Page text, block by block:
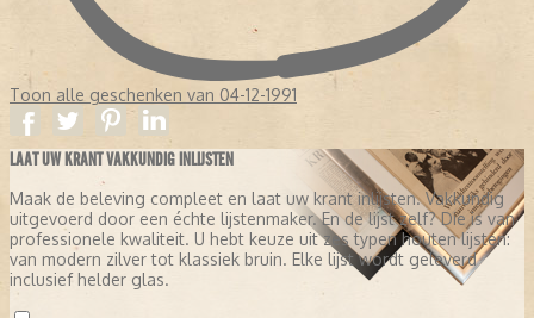
Toon alle geschenken van 04-12-1991
LAAT UW KRANT VAKKUNDIG INLIJSTEN
Maak de beleving compleet en laat uw krant inlijsten. Vakkundig
uitgevoerd door een échte lijstenmaker. En de lijst zelf? Die is van
professionele kwaliteit. U hebt keuze uit zes typen houten lijsten:
van modern zilver tot klassiek bruin. Elke lijst wordt geleverd
inclusief helder glas.